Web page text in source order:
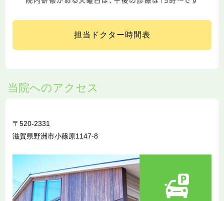
担当ドクター時間表
当院へのアクセス
〒520-2331
滋賀県野洲市小篠原1147-8